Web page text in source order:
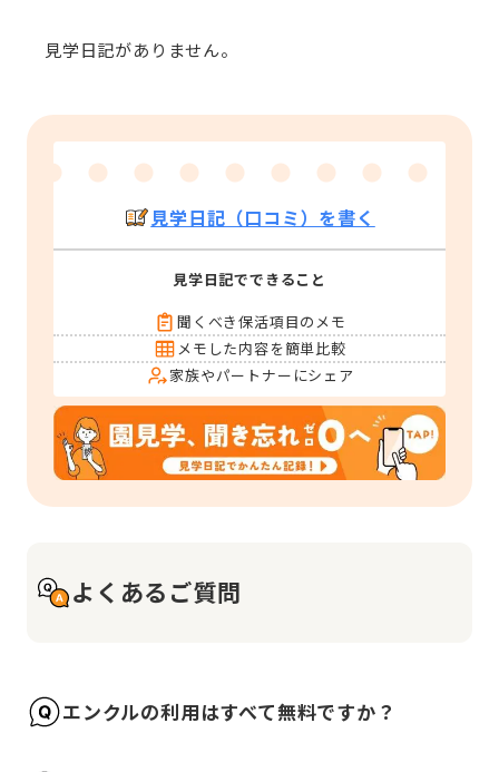
見学日記がありません。
見学日記（口コミ）を書く
見学日記でできること
聞くべき保活項目のメモ
メモした内容を簡単比較
家族やパートナーにシェア
よくあるご質問
エンクルの利用はすべて無料ですか？